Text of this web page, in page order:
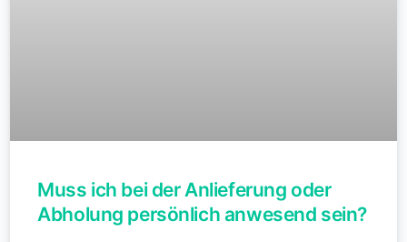
Muss ich bei der Anlieferung oder
Abholung persönlich anwesend sein?